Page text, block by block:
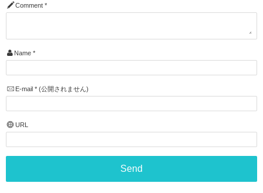
Comment *
Name *
E-mail *(公開されません)
URL